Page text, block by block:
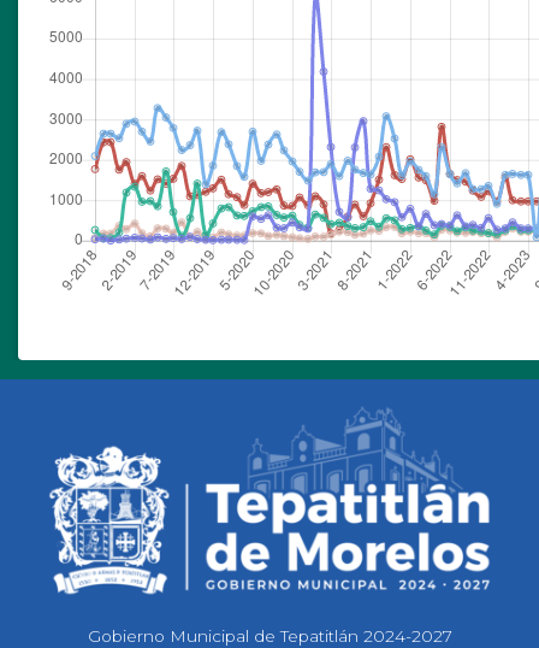
Gobierno Municipal de Tepatitlán 2024-2027